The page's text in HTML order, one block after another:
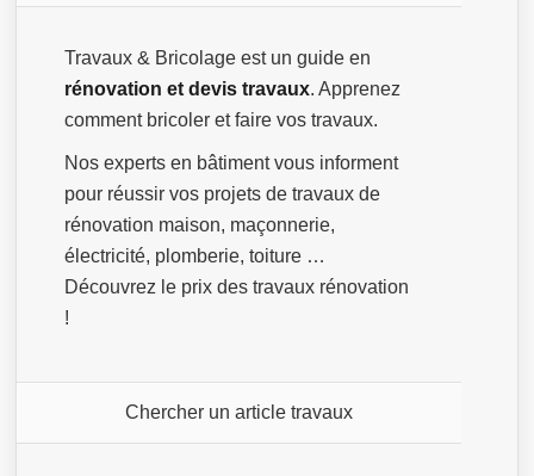
Travaux & Bricolage est un guide en
rénovation et devis travaux. Apprenez
comment bricoler et faire vos travaux.
Nos experts en bâtiment vous informent
pour réussir vos projets de travaux de
rénovation maison, maçonnerie,
électricité, plomberie, toiture …
Découvrez le prix des travaux rénovation
!
Chercher un article travaux